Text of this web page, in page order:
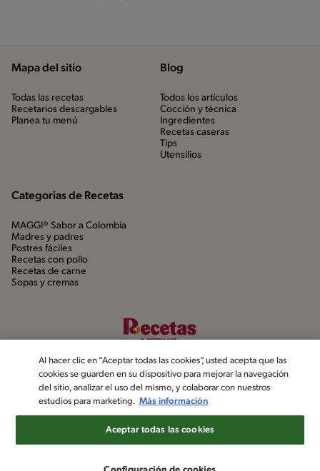
Mapa del sitio
Todas las recetas
Recetarios descargables
Planea tu menú
Blog
Todos los artículos
Cocción y técnica
Ingredientes
Recetas caseras
Tips
Utensílios
Categorias de Recetas
MAGGI® Sabor a Colombia
Madres y padres
Postres fáciles
Recetas con pollo
Recetas de carne
Sopas y cremas
Al hacer clic en “Aceptar todas las cookies”, usted acepta que las
cookies se guarden en su dispositivo para mejorar la navegación
del sitio, analizar el uso del mismo, y colaborar con nuestros
estudios para marketing. Más información
Aceptar todas las cookies